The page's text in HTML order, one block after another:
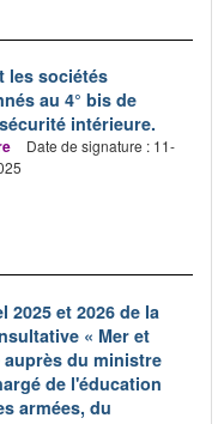
les sociétés
au 4° bis de
intérieure.
Date de signature : 11-
et 2026 de la
« Mer et
du ministre
de l'éducation
armées, du